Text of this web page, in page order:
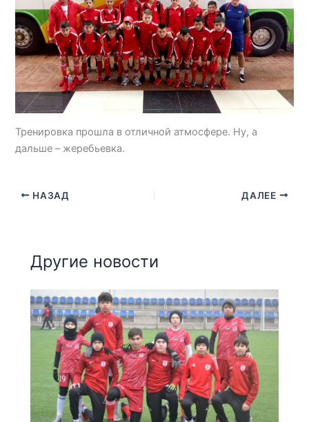
Тренировка прошла в отличной атмосфере. Ну, а
дальше – жеребьевка.
НАЗАД ДАЛЕЕ
Другие новости